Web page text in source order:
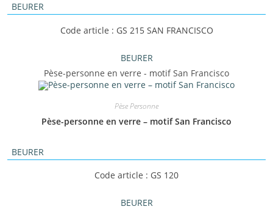
BEURER
Code article : GS 215 SAN FRANCISCO
BEURER
Pèse-personne en verre - motif San Francisco
Pèse Personne
Pèse-personne en verre – motif San Francisco
BEURER
Code article : GS 120
BEURER